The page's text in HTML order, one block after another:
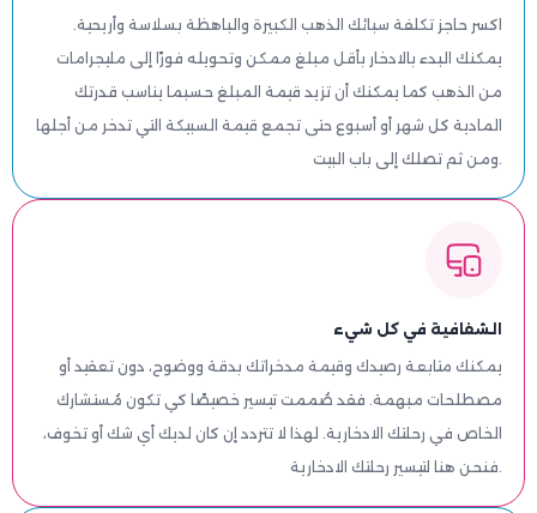
اكسر حاجز تكلفة سبائك الذهب الكبيرة والباهظة بسلاسة وأريحية.
يمكنك البدء بالادخار بأقل مبلغ ممكن وتحويله فورًا إلى مليجرامات
من الذهب كما يمكنك أن تزيد قيمة المبلغ حسبما يناسب قدرتك
المادية كل شهر أو أسبوع حتى تجمع قيمة السبيكة التي تدخر من أجلها
ومن ثم تصلك إلى باب البيت.
الشفافية في كل شيء
يمكنك متابعة رصيدك وقيمة مدخراتك بدقة ووضوح، دون تعقيد أو
مصطلحات مبهمة. فقد صُممت تيسير خصيصًا كي تكون مُستشارك
الخاص في رحلتك الادخارية. لهذا لا تتردد إن كان لديك أي شك أو تخوف،
فنحن هنا لتيسير رحلتك الادخارية.